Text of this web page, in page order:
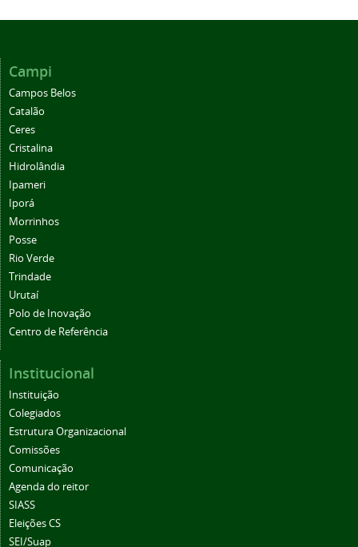
Campi
Campos Belos
Catalão
Ceres
Cristalina
Hidrolândia
Ipameri
Iporá
Morrinhos
Posse
Rio Verde
Trindade
Urutaí
Polo de Inovação
Centro de Referência
Institucional
Instituição
Colegiados
Estrutura Organizacional
Comissões
Comunicação
Agenda do reitor
SIASS
Eleições CS
SEI/Suap